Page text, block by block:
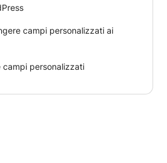
campi personalizzati ai
campi personalizzati